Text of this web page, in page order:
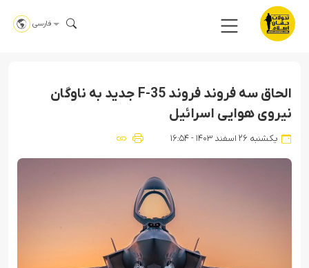
فارسی
الحاق سه فروند فروند F-35 جدید به ناوگان
نیروی هوایی اسرائیل
یکشنبه ۲۶ اسفند ۱۴۰۳ - ۱۶:۵۴